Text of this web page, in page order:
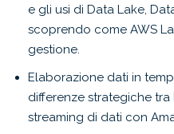
e gli usi di Data Lake,
scoprendo come AWS
gestione.
Elaborazione dati in
differenze strategiche
streaming di dati con